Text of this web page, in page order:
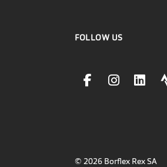
FOLLOW US
facebookLink
© 2026 Borflex Rex SA